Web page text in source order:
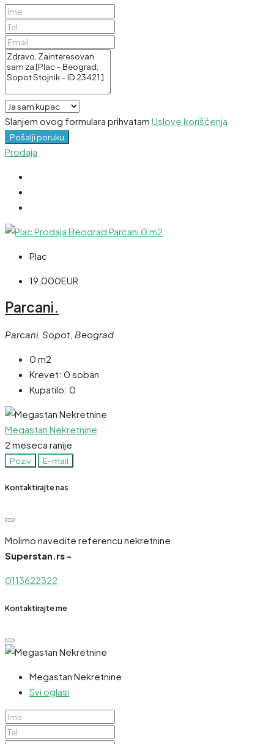
Slanjem ovog formulara prihvatam Uslove korišćenja
Pošalji poruku
Prodaja
Plac
19,000EUR
Parcani.
Parcani, Sopot, Beograd
0 m2
Krevet: 0 soban
Kupatilo: 0
Megastan Nekretnine
2 meseca ranije
Poziv E-mail
Kontaktirajte nas
Molimo navedite referencu nekretnine
Superstan.rs -
0113622322
Kontaktirajte me
Megastan Nekretnine
Svi oglasi